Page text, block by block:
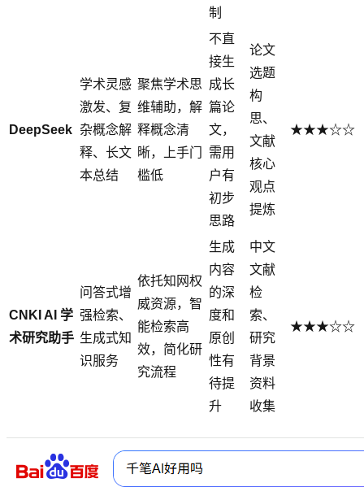
制
DeepSeek
学术灵感
激发、复
杂概念解
释、长文
本总结
聚焦学术思
维辅助，解
释概念清
晰，上手门
槛低
不直
接生
成长
篇论
文，
需用
户有
初步
思路
论文
选题
构
思、
文献
核心
观点
提炼
★★★☆☆
CNKI AI 学
术研究助手
问答式增
强检索、
生成式知
识服务
依托知网权
威资源，智
能检索高
效，简化研
究流程
生成
内容
的深
度和
原创
性有
待提
升
中文
文献
检
索、
研究
背景
资料
收集
★★★☆☆